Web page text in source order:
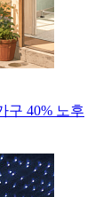
구 40% 노후